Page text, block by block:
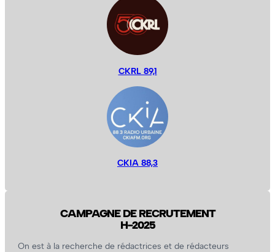
CKRL 89,1
CKIA 88,3
CAMPAGNE DE RECRUTEMENT
H-2025
On est à la recherche de rédactrices et de rédacteurs